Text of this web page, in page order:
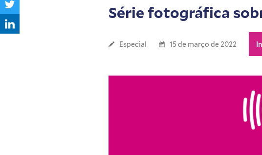
Série fotográfica
Especial 15 de março de 2022